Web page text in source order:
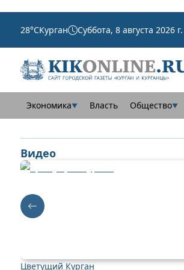
28°CКурган Суббота, 8 августа 2026 г.
Экономика▼ Власть Общество▼
Видео
Цветущий Курган